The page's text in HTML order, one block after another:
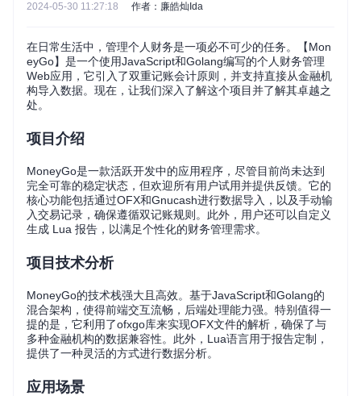
2024-05-30 11:27:18 作者：廉皓灿Ida
在日常生活中，管理个人财务是一项必不可少的任务。【Mon
eyGo】是一个使用JavaScript和Golang编写的个人财务管理
Web应用，它引入了双重记账会计原则，并支持直接从金融机
构导入数据。现在，让我们深入了解这个项目并了解其卓越之
处。
项目介绍
MoneyGo是一款活跃开发中的应用程序，尽管目前尚未达到
完全可靠的稳定状态，但欢迎所有用户试用并提供反馈。它的
核心功能包括通过OFX和Gnucash进行数据导入，以及手动输
入交易记录，确保遵循双记账规则。此外，用户还可以自定义
生成 Lua 报告，以满足个性化的财务管理需求。
项目技术分析
MoneyGo的技术栈强大且高效。基于JavaScript和Golang的
混合架构，使得前端交互流畅，后端处理能力强。特别值得一
提的是，它利用了ofxgo库来实现OFX文件的解析，确保了与
多种金融机构的数据兼容性。此外，Lua语言用于报告定制，
提供了一种灵活的方式进行数据分析。
应用场景